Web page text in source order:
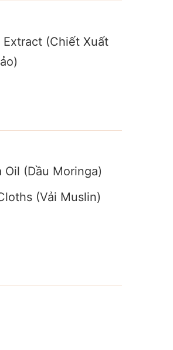
Extract (Chiết Xuất
Oil (Dầu Moringa)
(Vải Muslin)